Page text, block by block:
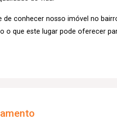
de conhecer nosso imóvel no
o que este lugar pode oferecer